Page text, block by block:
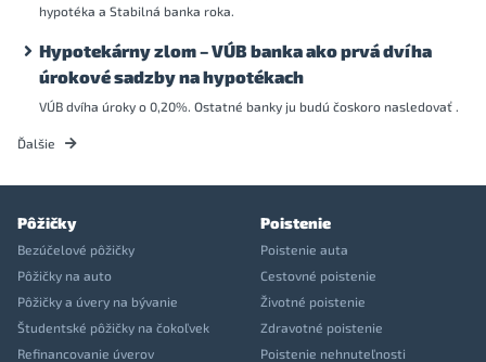
hypotéka a Stabilná banka roka.
Hypotekárny zlom – VÚB banka ako prvá dvíha
úrokové sadzby na hypotékach
VÚB dvíha úroky o 0,20%. Ostatné banky ju budú čoskoro nasledovať .
Ďalšie
Pôžičky
Bezúčelové pôžičky
Pôžičky na auto
Pôžičky a úvery na bývanie
Študentské pôžičky na čokoľvek
Refinancovanie úverov
Poistenie
Poistenie auta
Cestovné poistenie
Životné poistenie
Zdravotné poistenie
Poistenie nehnuteľnosti